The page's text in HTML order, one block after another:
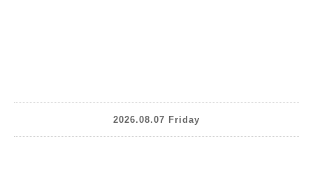
2026.08.07 Friday